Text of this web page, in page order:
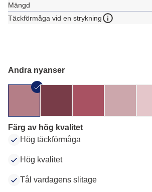
Mängd
Täckförmåga vid en strykning
Andra nyanser
Färg av hög kvalitet
Hög täckförmåga
Hög kvalitet
Tål vardagens slitage